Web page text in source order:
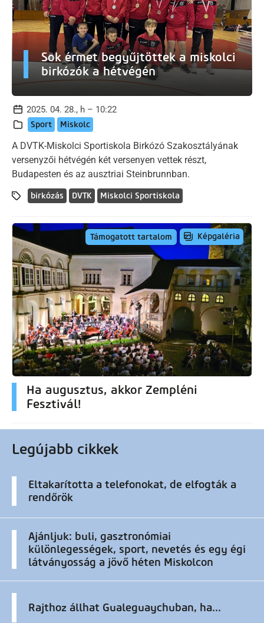
Sok érmet begyűjtöttek a miskolci
birkózók a hétvégén
2025. 04. 28., h – 10:22
Sport Miskolc
A DVTK-Miskolci Sportiskola Birkózó Szakosztályának
versenyzői hétvégén két versenyen vettek részt,
Budapesten és az ausztriai Steinbrunnban.
birkózás DVTK Miskolci Sportiskola
Támogatott tartalom Képgaléria
Ha augusztus, akkor Zempléni
Fesztivál!
Legújabb cikkek
Eltakarította a telefonokat, de elfogták a
rendőrök
Ajánljuk: buli, gasztronómiai
különlegességek, sport, nevetés és egy égi
látványosság a jövő héten Miskolcon
Rajthoz állhat Gualeguaychuban, ha...